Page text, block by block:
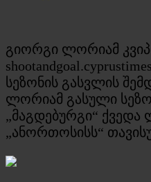
გიორგი ლორიამ
სეზონის გასვლის
ლორიამ გასული
„მაგდებურგი“
„ანორთოსისს“